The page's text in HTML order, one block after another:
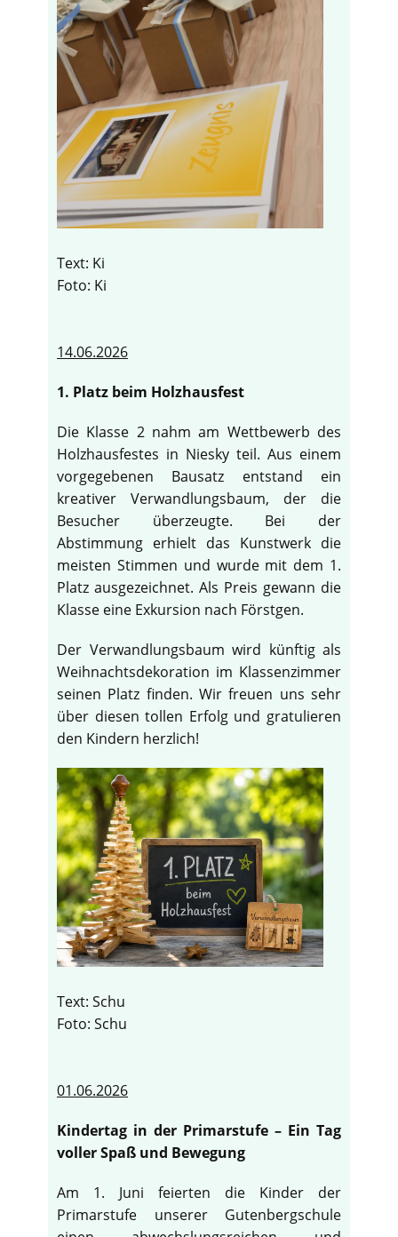
Text: Ki
Foto: Ki
14.06.2026
1. Platz beim Holzhausfest
Die Klasse 2 nahm am Wettbewerb des
Holzhausfestes in Niesky teil. Aus einem
vorgegebenen Bausatz entstand ein
kreativer Verwandlungsbaum, der die
Besucher überzeugte. Bei der
Abstimmung erhielt das Kunstwerk die
meisten Stimmen und wurde mit dem 1.
Platz ausgezeichnet. Als Preis gewann die
Klasse eine Exkursion nach Förstgen.
Der Verwandlungsbaum wird künftig als
Weihnachtsdekoration im Klassenzimmer
seinen Platz finden. Wir freuen uns sehr
über diesen tollen Erfolg und gratulieren
den Kindern herzlich!
Text: Schu
Foto: Schu
01.06.2026
Kindertag in der Primarstufe – Ein Tag
voller Spaß und Bewegung
Am 1. Juni feierten die Kinder der
Primarstufe unserer Gutenbergschule